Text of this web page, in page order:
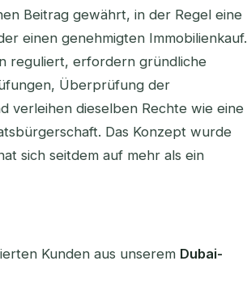
Beitrag gewährt, in der Regel eine
einen genehmigten Immobilienkauf.
reguliert, erfordern gründliche
Überprüfung der
verleihen dieselben Rechte wie eine
Das Konzept wurde
sich seitdem auf mehr als ein
Kunden aus unserem Dubai-